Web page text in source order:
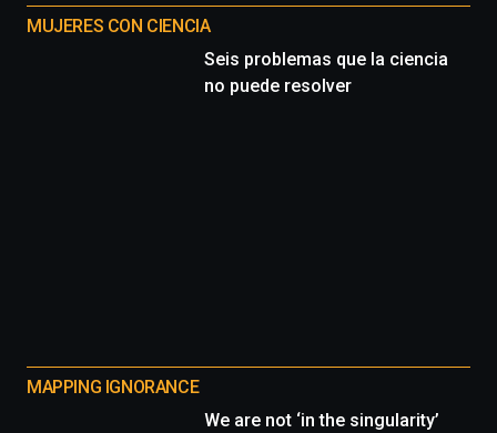
MUJERES CON CIENCIA
Seis problemas que la ciencia
no puede resolver
MAPPING IGNORANCE
We are not ‘in the singularity’